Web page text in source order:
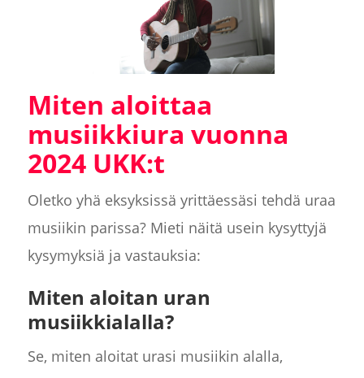
Miten aloittaa
musiikkiura vuonna
2024 UKK:t
Oletko yhä eksyksissä yrittäessäsi tehdä uraa
musiikin parissa? Mieti näitä usein kysyttyjä
kysymyksiä ja vastauksia:
Miten aloitan uran
musiikkialalla?
Se, miten aloitat urasi musiikin alalla,